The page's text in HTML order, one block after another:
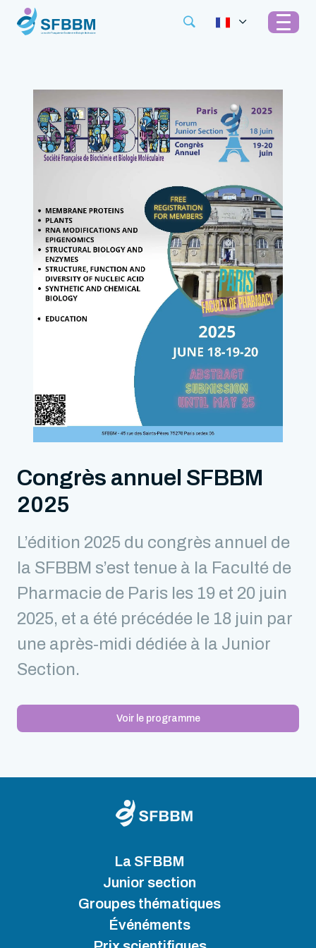
Congrès annuel SFBBM
2025
L’édition 2025 du congrès annuel de
la SFBBM s’est tenue à la Faculté de
Pharmacie de Paris les 19 et 20 juin
2025, et a été précédée le 18 juin par
une après-midi dédiée à la Junior
Section.
Voir le programme
La SFBBM
Junior section
Groupes thématiques
Événéments